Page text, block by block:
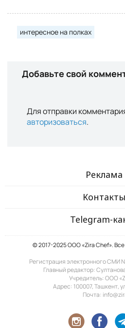
интересное на полках
Добавьте свой
Для отправки
авторизоваться.
Реклама
Контакты
Telegram-
© 2017-2025 ООО «Zira Chef».
Регистрация электронного СМИ
Главный редактор:
Учредитель: ООО
Адрес: 100007, Ташкент,
Почта: